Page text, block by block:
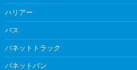
ハリアー
バス
バネットトラック
バネットバン